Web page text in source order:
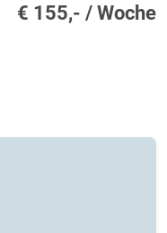
€ 155,- / Woche